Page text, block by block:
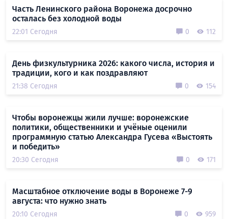
Часть Ленинского района Воронежа досрочно
осталась без холодной воды
22:01 Сегодня 0 112
День физкультурника 2026: какого числа, история и
традиции, кого и как поздравляют
21:38 Сегодня 0 154
Чтобы воронежцы жили лучше: воронежские
политики, общественники и учёные оценили
программную статью Александра Гусева «Выстоять
и победить»
20:30 Сегодня 0 171
Масштабное отключение воды в Воронеже 7-9
августа: что нужно знать
20:10 Сегодня 0 959